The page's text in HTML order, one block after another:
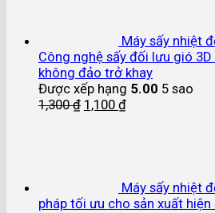
Máy sấy nhiệt
Công nghệ sấy đối lưu gió
không đảo trở khay
Được xếp hạng 5.00 5 sao
1,300₫ 1,100 ₫
Máy sấy nhiệt
pháp tối ưu cho sản xuất hiện